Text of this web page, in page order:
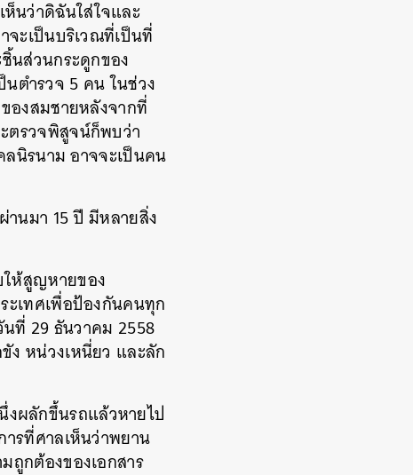
นว่าดิฉันใส่ใจและ
จะเป็นบริเวณที่เป็นที่
นส่วนกระดูกของ
ตำรวจ 5 คน ในช่วง
องสมชายหลังจากที่
ตรวจพิสูจน์ก็พบว่า
นิรนาม อาจจะเป็นคน
นมา 15 ปี มีหลายสิ่ง
ให้สูญหายของ
ะเทศเพื่อป้องกันคนทุก
ที่ 29 ธันวาคม 2558
ง หน่วงเหนี่ยว และลัก
ผลักขึ้นรถแล้วหายไป
รที่ศาลเห็นว่าพยาน
ถูกต้องของเอกสาร